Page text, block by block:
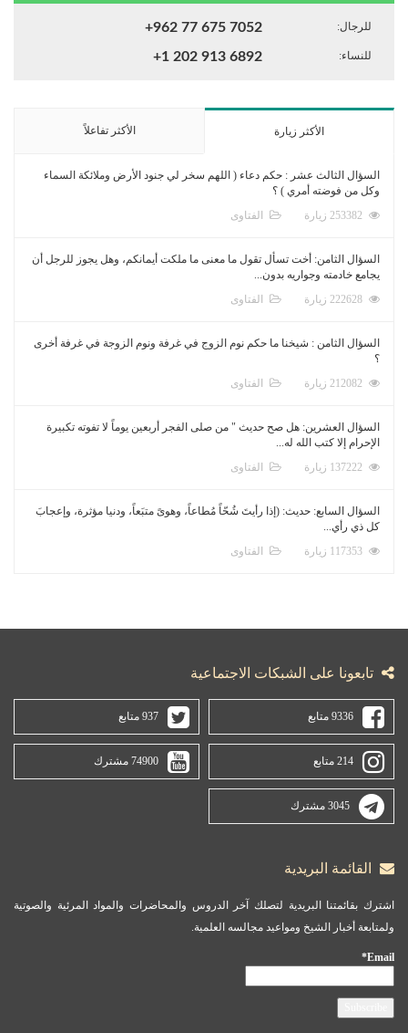
للرجال: +962 77 675 7052
للنساء: +1 202 913 6892
الأكثر زيارة الأكثر تفاعلاً
السؤال الثالث عشر : حكم دعاء ( اللهم سخر لي جنود الأرض وملائكة السماء
وكل من فوضته أمري ) ؟
الفتاوى
السؤال الثامن: أخت تسأل تقول ما معنى ما ملكت أيمانكم، وهل يجوز للرجل أن
يجامع خادمته وجواريه بدون...
الفتاوى
السؤال الثامن : شيخنا ما حكم نوم الزوج في غرفة ونوم الزوجة في غرفة أخرى
؟
الفتاوى
السؤال العشرين: هل صح حديث " من صلى الفجر أربعين يوماً لا تفوته تكبيرة
الإحرام إلا كتب الله له...
الفتاوى
السؤال السابع: حديث: (إذا رأيتَ شُحّاً مُطاعاً، وهوىً متبَعاً، ودنيا مؤثرة، وإعجابَ
كل ذي رأي...
الفتاوى
تابعونا على الشبكات الاجتماعية
9336 متابع 937 متابع
214 متابع 74900 مشترك
3045 مشترك
القائمة البريدية
اشترك بقائمتنا البريدية لتصلك آخر الدروس والمحاضرات والمواد المرئية والصوتية
ولمتابعة أخبار الشيخ ومواعيد مجالسه العلمية.
Email*